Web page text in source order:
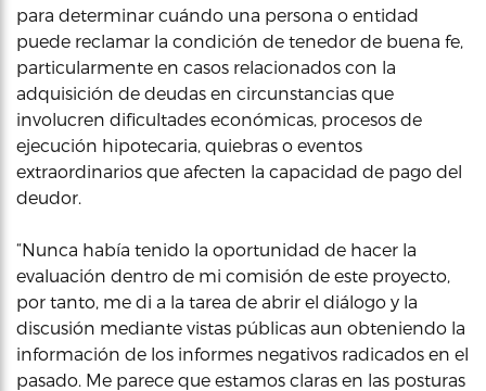
para determinar cuándo una persona o entidad
puede reclamar la condición de tenedor de buena fe,
particularmente en casos relacionados con la
adquisición de deudas en circunstancias que
involucren dificultades económicas, procesos de
ejecución hipotecaria, quiebras o eventos
extraordinarios que afecten la capacidad de pago del
deudor.
“Nunca había tenido la oportunidad de hacer la
evaluación dentro de mi comisión de este proyecto,
por tanto, me di a la tarea de abrir el diálogo y la
discusión mediante vistas públicas aun obteniendo la
información de los informes negativos radicados en el
pasado. Me parece que estamos claras en las posturas